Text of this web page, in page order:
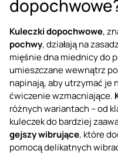
Kuleczki dopochwowe,
pochwy, działają na
mięśnie dna miednicy do
umieszczane wewnątrz
napinają, aby utrzymać je
ćwiczenie wzmacniające.
różnych wariantach – od
kuleczek do bardziej
gejszy wibrujące, które
pomocą delikatnych